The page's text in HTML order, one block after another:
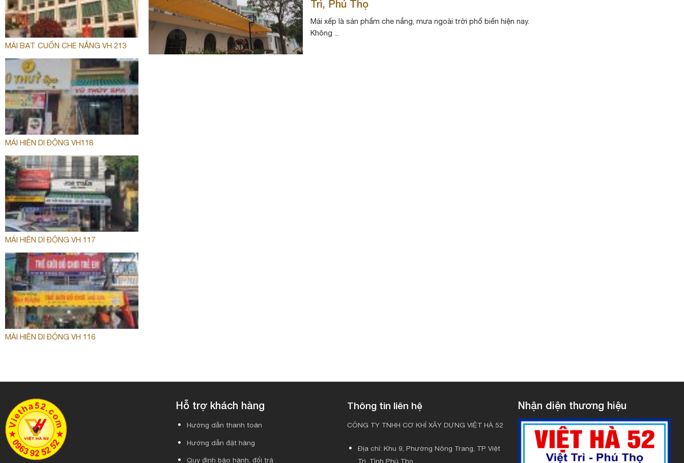
MÁI BẠT CUỐN CHE NẮNG VH 213
MÁI HIÊN DI ĐỘNG VH118
MÁI HIÊN DI ĐỘNG VH 117
MÁI HIÊN DI ĐỘNG VH 116
Trì, Phú Thọ
Mái xếp là sản phẩm che nắng, mưa ngoài trời phổ biến hiện nay.
Không ...
Hỗ trợ khách hàng
Hướng dẫn thanh toán
Hướng dẫn đặt hàng
Quy định bảo hành, đổi trả
Thông tin liên hệ
CÔNG TY TNHH CƠ KHÍ XÂY DỰNG VIỆT HÀ 52
Địa chỉ: Khu 9, Phường Nông Trang, TP Việt
Trì, Tỉnh Phú Thọ
Nhận diện thương hiệu